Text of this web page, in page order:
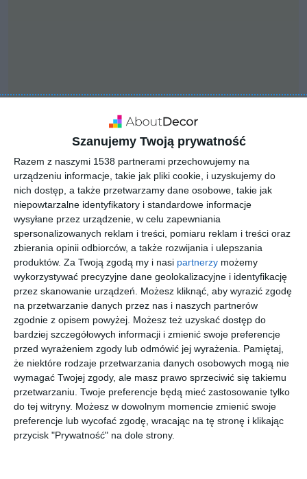
Szanujemy Twoją prywatność
Razem z naszymi 1538 partnerami przechowujemy na
urządzeniu informacje, takie jak pliki cookie, i uzyskujemy do
nich dostęp, a także przetwarzamy dane osobowe, takie jak
niepowtarzalne identyfikatory i standardowe informacje
wysyłane przez urządzenie, w celu zapewniania
spersonalizowanych reklam i treści, pomiaru reklam i treści oraz
zbierania opinii odbiorców, a także rozwijania i ulepszania
produktów. Za Twoją zgodą my i nasi partnerzy możemy
wykorzystywać precyzyjne dane geolokalizacyjne i identyfikację
przez skanowanie urządzeń. Możesz kliknąć, aby wyrazić zgodę
na przetwarzanie danych przez nas i naszych partnerów
zgodnie z opisem powyżej. Możesz też uzyskać dostęp do
bardziej szczegółowych informacji i zmienić swoje preferencje
przed wyrażeniem zgody lub odmówić jej wyrażenia. Pamiętaj,
że niektóre rodzaje przetwarzania danych osobowych mogą nie
wymagać Twojej zgody, ale masz prawo sprzeciwić się takiemu
przetwarzaniu. Twoje preferencje będą mieć zastosowanie tylko
do tej witryny. Możesz w dowolnym momencie zmienić swoje
preferencje lub wycofać zgodę, wracając na tę stronę i klikając
przycisk "Prywatność" na dole strony.
INSPIRACJA
Aranżacja salonu ze
ścianą z cegiełki
Salon z jasną kanapą i stolikiem kawowym
AUTOR:PORTA
DODAJ DO ULUBIONYCH
UDOSTĘPNIJ
Komentarze ZADAJ PYTANIE